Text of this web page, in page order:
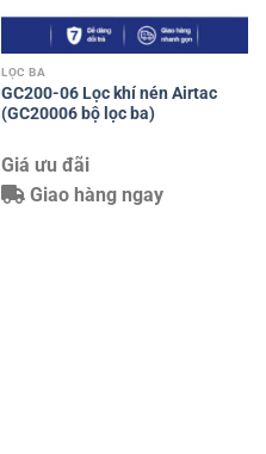
LỌC BA
GC200-06 Lọc khí nén Airtac
(GC20006 bộ lọc ba)
Giá ưu đãi
Giao hàng ngay